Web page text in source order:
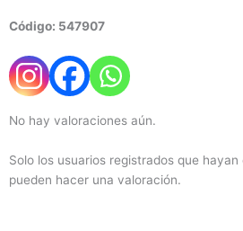
Código: 547907
No hay valoraciones aún.
Solo los usuarios registrados que
pueden hacer una valoración.